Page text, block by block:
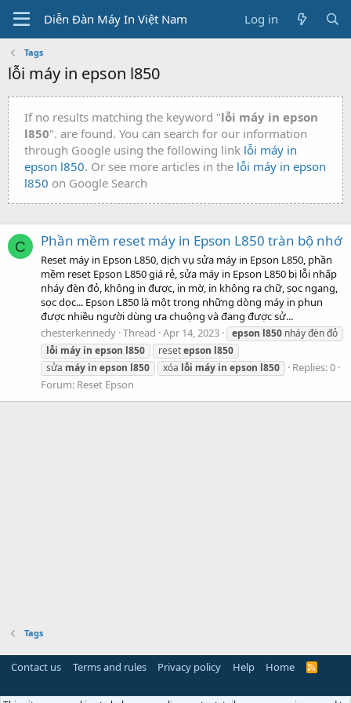
Diễn Đàn Máy In Việt Nam Log in
Tags
lỗi máy in epson l850
If no results matching the keyword "lỗi máy in epson
l850". are found. You can search for our information
through Google using the following link lỗi máy in
epson l850. Or see more articles in the lỗi máy in epson
l850 on Google Search
C Phần mềm reset máy in Epson L850 tràn bộ nhớ
Reset máy in Epson L850, dịch vụ sửa máy in Epson L850, phần
mềm reset Epson L850 giá rẻ, sửa máy in Epson L850 bị lỗi nhấp
nháy đèn đỏ, không in được, in mờ, in không ra chữ, sọc ngang,
sọc dọc... Epson L850 là một trong những dòng máy in phun
được nhiều người dùng ưa chuộng và đang được sử...
chesterkennedy Thread Apr 14, 2023 epson l850 nháy đèn đỏ
lỗi máy in epson l850 resetepson l850
sửa máy in epson l850 xóa lỗi máy in epson l850
Replies: 0
Forum: Reset Epson
Tags
Contact us Terms and rules Privacy policy Help Home
R